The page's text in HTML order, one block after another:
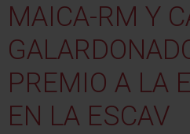
MAICA-RM Y
PREMIO A LA
EN LA ESCAV